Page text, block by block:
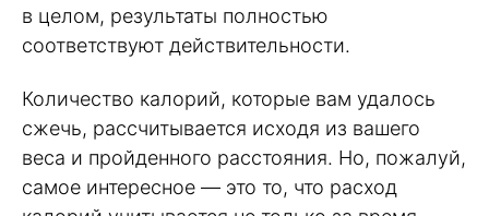
в целом, результаты полностью
соответствуют действительности.
Количество калорий, которые вам удалось
сжечь, рассчитывается исходя из вашего
веса и пройденного расстояния. Но, пожалуй,
самое интересное — это то, что расход